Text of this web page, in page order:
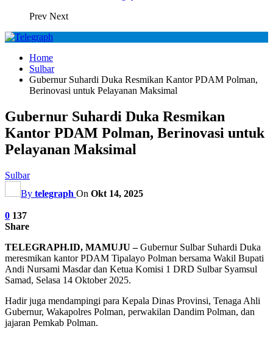
Prev Next
Home
Sulbar
Gubernur Suhardi Duka Resmikan Kantor PDAM Polman,
Berinovasi untuk Pelayanan Maksimal
Gubernur Suhardi Duka Resmikan
Kantor PDAM Polman, Berinovasi untuk
Pelayanan Maksimal
Sulbar
By telegraph On Okt 14, 2025
0 137
Share
TELEGRAPH.ID, MAMUJU –Gubernur Sulbar Suhardi Duka
meresmikan kantor PDAM Tipalayo Polman bersama Wakil Bupati
Andi Nursami Masdar dan Ketua Komisi 1 DRD Sulbar Syamsul
Samad, Selasa 14 Oktober 2025.
Hadir juga mendampingi para Kepala Dinas Provinsi, Tenaga Ahli
Gubernur, Wakapolres Polman, perwakilan Dandim Polman, dan
jajaran Pemkab Polman.